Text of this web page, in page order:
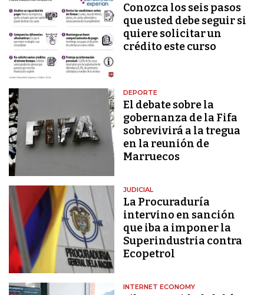
Conozca los seis pasos
que usted debe seguir si
quiere solicitar un
crédito este curso
DEPORTE
El debate sobre la
gobernanza de la Fifa
sobrevivirá a la tregua
en la reunión de
Marruecos
JUDICIAL
La Procuraduría
intervino en sanción
que iba a imponer la
Superindustria contra
Ecopetrol
INTERNET ECONOMY